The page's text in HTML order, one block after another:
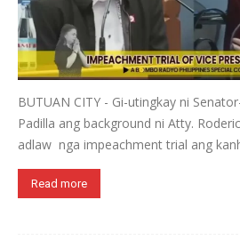
BUTUAN CITY - Gi-utingkay ni
Padilla ang background ni Atty.
adlaw nga impeachment trial ang
Read more